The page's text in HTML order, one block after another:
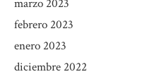
marzo 2023
febrero 2023
enero 2023
diciembre 2022